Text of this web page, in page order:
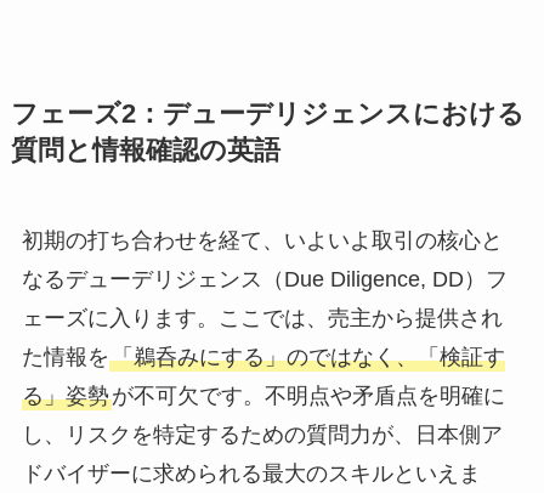
フェーズ2：デューデリジェンスにおける
質問と情報確認の英語
初期の打ち合わせを経て、いよいよ取引の核心と
なるデューデリジェンス（Due Diligence, DD）フ
ェーズに入ります。ここでは、売主から提供され
た情報を「鵜呑みにする」のではなく、「検証す
る」姿勢が不可欠です。不明点や矛盾点を明確に
し、リスクを特定するための質問力が、日本側ア
ドバイザーに求められる最大のスキルといえま